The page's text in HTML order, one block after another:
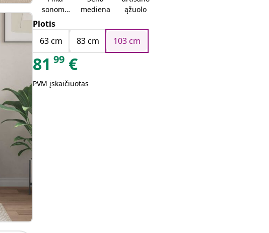
sonoma
ąžuolo
mediena
ąžuolo
Plotis
63 cm
83 cm 103 cm
81 99 €
PVM įskaičiuotas